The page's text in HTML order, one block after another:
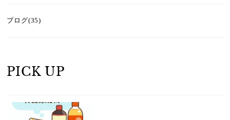
ブログ(35)
PICK UP